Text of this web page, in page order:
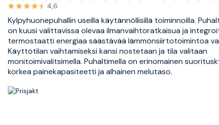
4,6
Kylpyhuonepuhallin useilla käytännöllisillä toiminnoilla.
on kuusi valittavissa olevaa ilmanvaihtoratkaisua ja
termostaatti energiaa säästävää lämmönsiirtotoimintoa
Käyttötilan vaihtamiseksi kansi nostetaan ja tila valitaan
monitoimivalitsimella. Puhaltimella on erinomainen
korkea painekapasiteetti ja alhainen melutaso.